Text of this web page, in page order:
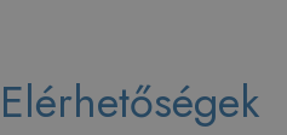
Elérhetőségek